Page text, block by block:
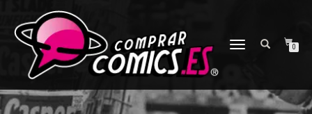
CAMBIAR
0